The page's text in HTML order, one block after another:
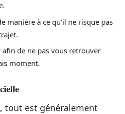
manière à ce qu’il ne risque pas
afin de ne pas vous retrouver
moment.
tout est généralement